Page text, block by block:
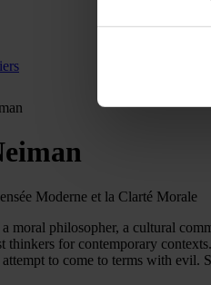
Moderne et la Clarté Morale
moral philosopher, a cultural
thinkers for contemporary
to come to terms with evil.